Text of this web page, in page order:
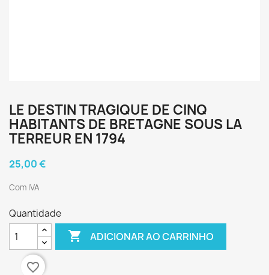
LE DESTIN TRAGIQUE DE CINQ
HABITANTS DE BRETAGNE SOUS LA
TERREUR EN 1794
25,00 €
Com IVA
Quantidade
 ADICIONAR AO CARRINHO
favorite_border